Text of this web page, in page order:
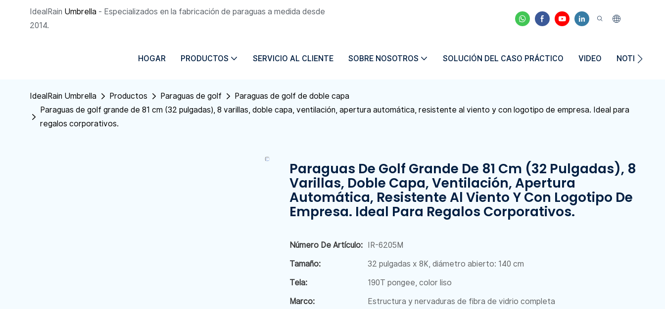
IdealRain Umbrella - Especializados en la fabricación de paraguas a medida desde
2014.
HOGAR PRODUCTOS SERVICIO AL CLIENTE SOBRE NOSOTROS SOLUCIÓN DEL CASO PRÁCTICO VIDEO NOTICIAS
IdealRain Umbrella Productos Paraguas de golf
Paraguas de golf de doble capa
Paraguas de golf grande de 81 cm (32 pulgadas), 8 varillas, doble capa, ventilación, apertura automática, resistente al viento y con logotipo de empresa. Ideal para
regalos corporativos.
Paraguas De Golf Grande De 81 Cm (32 Pulgadas), 8
Varillas, Doble Capa, Ventilación, Apertura
Automática, Resistente Al Viento Y Con Logotipo De
Empresa. Ideal Para Regalos Corporativos.
Número De Artículo: IR-6205M
Tamaño:
32 pulgadas x 8K, diámetro abierto: 140 cm
Tela:
190T pongee, color liso
Marco:
Estructura y nervaduras de fibra de vidrio completa